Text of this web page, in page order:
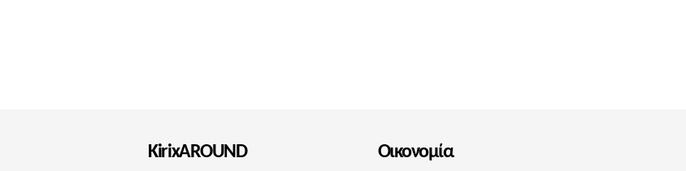
KirixAROUND Οικονομία